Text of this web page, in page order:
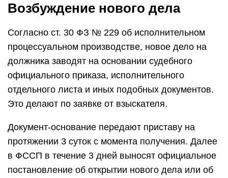
Возбуждение нового дела
Согласно ст. 30 ФЗ № 229 об исполнительном
процессуальном производстве, новое дело на
должника заводят на основании судебного
официального приказа, исполнительного
отдельного листа и иных подобных документов.
Это делают по заявке от взыскателя.
Документ-основание передают приставу на
протяжении 3 суток с момента получения. Далее
в ФССП в течение 3 дней выносят официальное
постановление об открытии нового дела или об